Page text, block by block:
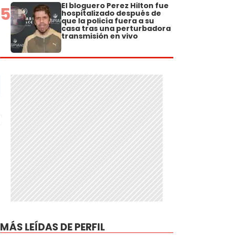
5 El bloguero Perez Hilton fue
hospitalizado después de
que la policía fuera a su
casa tras una perturbadora
transmisión en vivo
MÁS LEÍDAS DE PERFIL